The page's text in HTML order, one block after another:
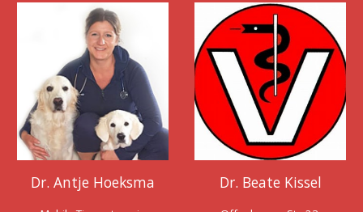
Dr. Antje Hoeksma Dr. Beate Kissel